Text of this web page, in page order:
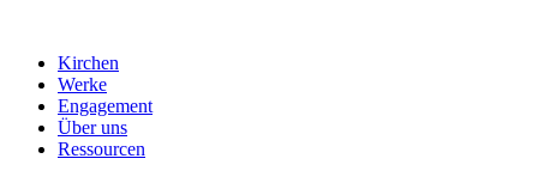
Kirchen
Werke
Engagement
Über uns
Ressourcen